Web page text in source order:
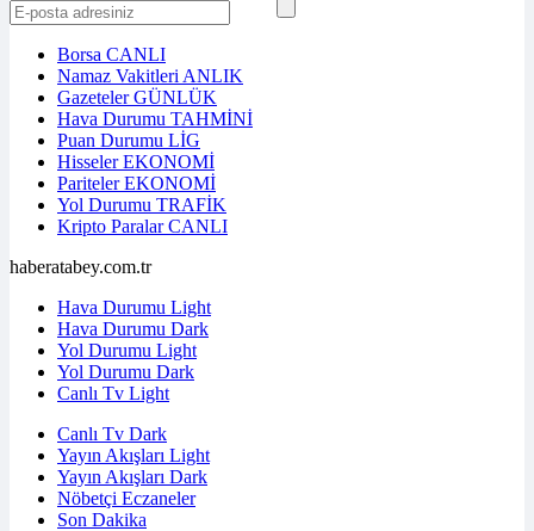
Borsa CANLI
Namaz Vakitleri ANLIK
GazetelerGÜNLÜK
Hava Durumu TAHMİNİ
Puan Durumu LİG
HisselerEKONOMİ
ParitelerEKONOMİ
Yol Durumu TRAFİK
Kripto ParalarCANLI
haberatabey.com.tr
Hava Durumu Light
Hava Durumu Dark
Yol Durumu Light
Yol Durumu Dark
Canlı Tv Light
Canlı Tv Dark
Yayın Akışları Light
Yayın Akışları Dark
Nöbetçi Eczaneler
Son Dakika